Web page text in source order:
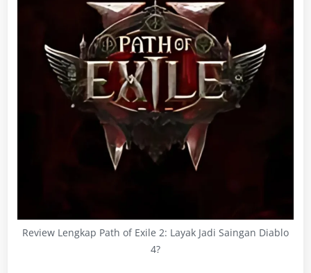
Review Lengkap Path of Exile 2: Layak Jadi Saingan Diablo
4?